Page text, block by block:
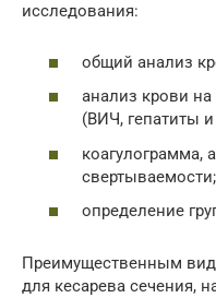
исследования:
общий анализ
анализ крови
(ВИЧ, гепатиты
коагулограмма,
свертываемости;
определение
Преимущественным
для кесарева сечения,